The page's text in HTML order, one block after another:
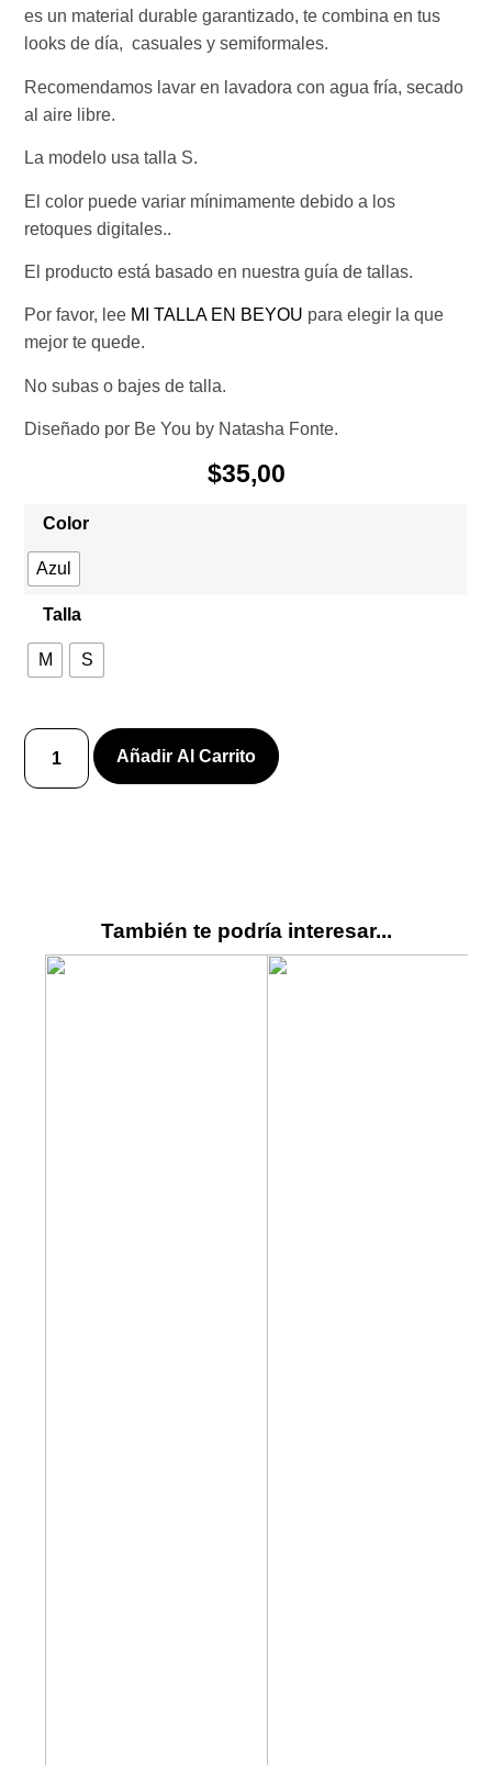
es un material durable garantizado, te combina en tus
looks de día, casuales y semiformales.
Recomendamos lavar en lavadora con agua fría, secado
al aire libre.
La modelo usa talla S.
El color puede variar mínimamente debido a los
retoques digitales..
El producto está basado en nuestra guía de tallas.
Por favor, lee MI TALLA EN BEYOU para elegir la que
mejor te quede.
No subas o bajes de talla.
Diseñado por Be You by Natasha Fonte.
$35,00
Color
Azul
Talla
M S
Añadir Al Carrito
También te podría interesar...